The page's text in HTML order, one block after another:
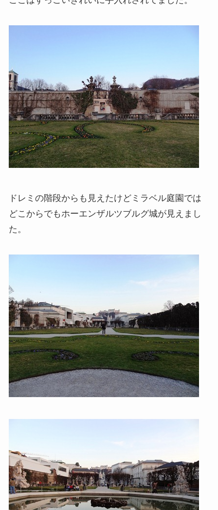
ドレミの階段からも見えたけどミラベル庭園では
どこからでもホーエンザルツブルグ城が見えまし
た。